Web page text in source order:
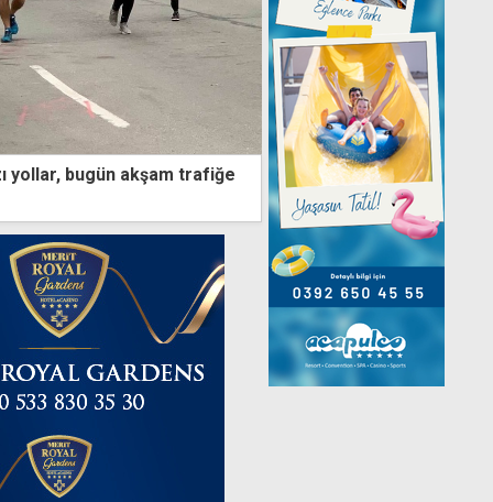
yollar, bugün akşam trafiğe